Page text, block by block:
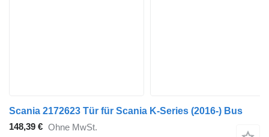
Scania 2172623 Tür für Scania K-Series (2016-) Bus
148,39 € Ohne MwSt.